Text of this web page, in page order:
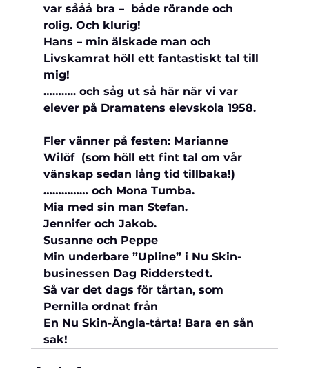
var sååå bra –  både rörande och
rolig. Och klurig!
Hans – min älskade man och
Livskamrat höll ett fantastiskt tal till
mig!
……….. och såg ut så här när vi var
elever på Dramatens elevskola 1958.
Fler vänner på festen: Marianne
Wilöf  (som höll ett fint tal om vår
vänskap sedan lång tid tillbaka!)
…………… och Mona Tumba.
Mia med sin man Stefan.
Jennifer och Jakob.
Susanne och Peppe
Min underbare ”Upline” i Nu Skin-
businessen Dag Ridderstedt.
Så var det dags för tårtan, som
Pernilla ordnat från
En Nu Skin-Ängla-tårta! Bara en sån
sak!